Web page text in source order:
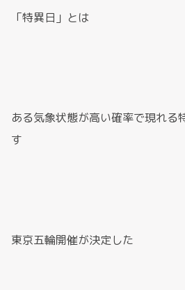
「特異日」とは
ある気象状態が高い確率で現れる
す
東京五輪開催が決定した